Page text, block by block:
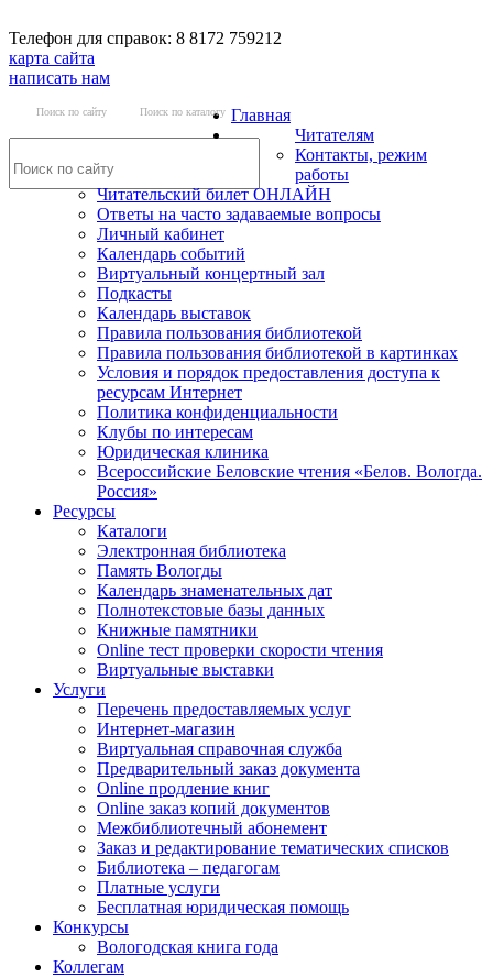
Телефон для справок: 8 8172 759212
карта сайта
написать нам
Поиск по сайту Поиск по каталогу Главная
Читателям
Контакты, режим
работы
Читательский билет ОНЛАЙН
Ответы на часто задаваемые вопросы
Личный кабинет
Календарь событий
Виртуальный концертный зал
Подкасты
Календарь выставок
Правила пользования библиотекой
Правила пользования библиотекой в картинках
Условия и порядок предоставления доступа к
ресурсам Интернет
Политика конфиденциальности
Клубы по интересам
Юридическая клиника
Всероссийские Беловские чтения «Белов. Вологда.
Россия»
Ресурсы
Каталоги
Электронная библиотека
Память Вологды
Календарь знаменательных дат
Полнотекстовые базы данных
Книжные памятники
Online тест проверки скорости чтения
Виртуальные выставки
Услуги
Перечень предоставляемых услуг
Интернет-магазин
Виртуальная справочная служба
Предварительный заказ документа
Online продление книг
Online заказ копий документов
Межбиблиотечный абонемент
Заказ и редактирование тематических списков
Библиотека – педагогам
Платные услуги
Бесплатная юридическая помощь
Конкурсы
Вологодская книга года
Коллегам